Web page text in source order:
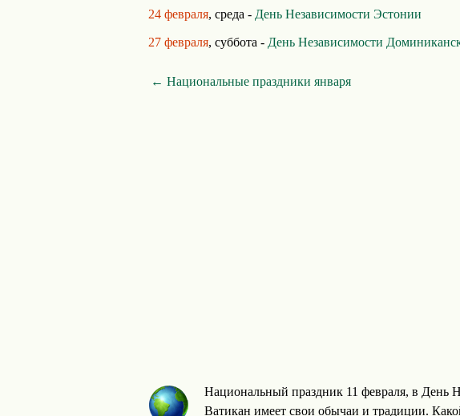
24 февраля, среда - День Независимости Эстонии
27 февраля, суббота - День Независимости
← Национальные праздники января
Национальный праздник 11 февраля, в День
Ватикан имеет свои обычаи и традиции.